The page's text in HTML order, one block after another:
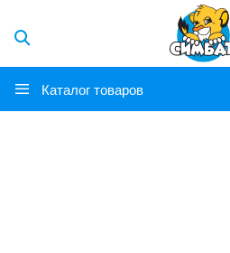
Каталог товаров